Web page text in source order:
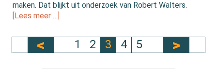
maken. Dat blijkt uit onderzoek van Robert Walters.
[Lees meer …]
1 2 3 4 5